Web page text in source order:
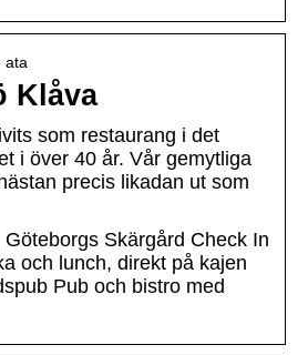
ata
Klåva
som restaurang i det
i över 40 år. Vår gemytliga
precis likadan ut som
Skärgård Check In
och lunch, direkt på kajen
Pub och bistro med